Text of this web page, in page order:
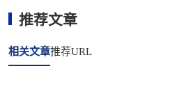
推荐文章
相关文章推荐URL